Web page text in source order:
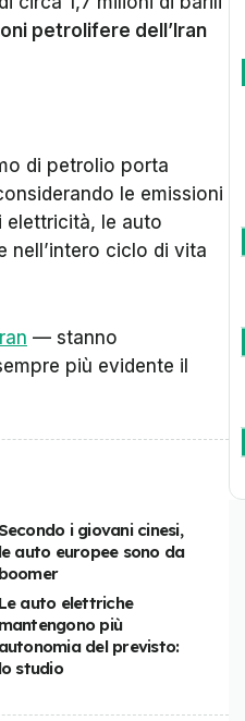
petrolifere dell’Iran
di petrolio porta
le emissioni
elettricità, le auto
nell’intero ciclo di vita
— stanno
più evidente il
i giovani cinesi,
le auto europee sono da
auto elettriche
più
del previsto:
studio